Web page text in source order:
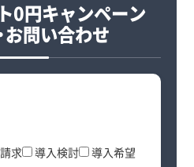
0円キャンペーン
お問い合わせ
求 導入検討 導入希望